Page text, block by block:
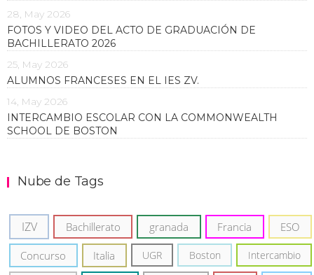
28, May 2026
FOTOS Y VIDEO DEL ACTO DE GRADUACIÓN DE
BACHILLERATO 2026
25, May 2026
ALUMNOS FRANCESES EN EL IES ZV.
14, May 2026
INTERCAMBIO ESCOLAR CON LA COMMONWEALTH
SCHOOL DE BOSTON
Nube de Tags
IZV Bachillerato granada Francia ESO
Concurso Italia UGR Boston Intercambio